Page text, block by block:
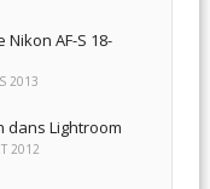
AF-S 18-
2013
dans Lightroom
2012